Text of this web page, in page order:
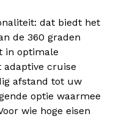
dat biedt het
de 360 graden
in optimale
adaptive cruise
afstand tot uw
optie waarmee
wie hoge eisen